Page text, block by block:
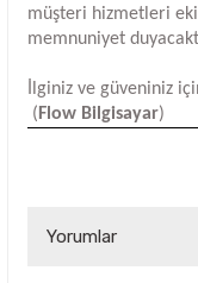
müşteri hizmetleri
memnuniyet
İlginiz ve güveniniz
( Flow Bilgisayar)
Yorumlar